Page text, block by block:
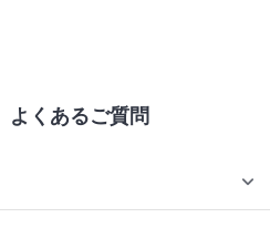
よくあるご質問